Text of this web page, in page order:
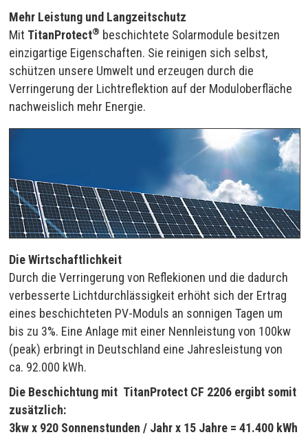
Mehr Leistung und Langzeitschutz
Mit TitanProtect® beschichtete Solarmodule besitzen
einzigartige Eigenschaften. Sie reinigen sich selbst,
schützen unsere Umwelt und erzeugen durch die
Verringerung der Lichtreflektion auf der Moduloberfläche
nachweislich mehr Energie.
Die Wirtschaftlichkeit
Durch die Verringerung von Reflekionen und die dadurch
verbesserte Lichtdurchlässigkeit erhöht sich der Ertrag
eines beschichteten PV-Moduls an sonnigen Tagen um
bis zu 3%. Eine Anlage mit einer Nennleistung von 100kw
(peak) erbringt in Deutschland eine Jahresleistung von
ca. 92.000 kWh.
Die Beschichtung mit TitanProtect CF 2206 ergibt somit
zusätzlich:
3kw x 920 Sonnenstunden / Jahr x 15 Jahre = 41.400 kWh